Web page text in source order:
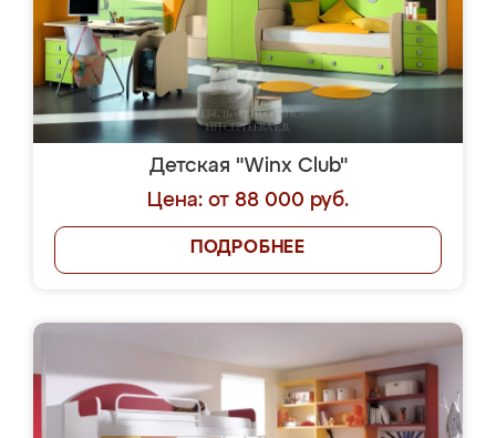
Детская "Winx Club"
Цена: от 88 000 руб.
ПОДРОБНЕЕ